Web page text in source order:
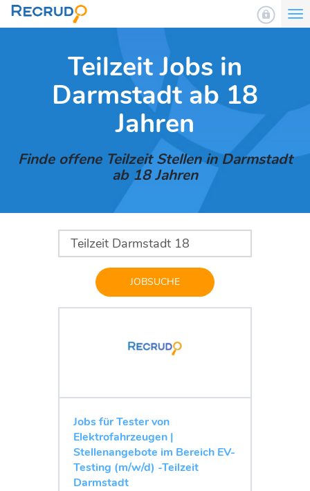
Teilzeit Jobs in
Darmstadt ab 18
Jahren
Finde offene Teilzeit Stellen in Darmstadt
ab 18 Jahren
JOBSUCHE
Jobs für Tester von
Elektrofahrzeugen |
Stellenangebote im Bereich EV-
Testing (m/w/d) -Teilzeit
Darmstadt